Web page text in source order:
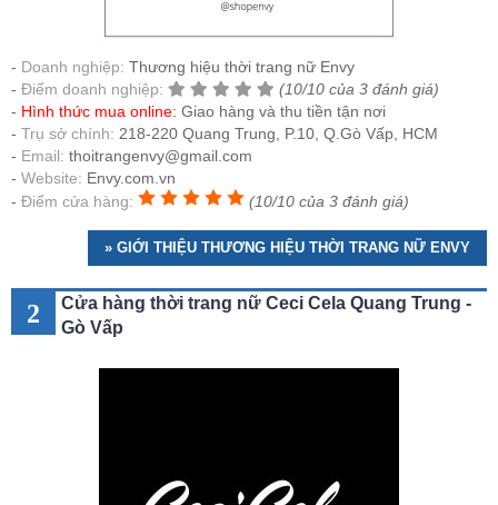
Doanh nghiệp: Thương hiệu thời trang nữ Envy
Điểm doanh nghiệp:
(10/10 của 3 đánh giá)
Hình thức mua online: Giao hàng và thu tiền tận nơi
Trụ sở chính: 218-220 Quang Trung, P.10, Q.Gò Vấp, HCM
Email: thoitrangenvy@gmail.com
Website: Envy.com.vn
Điểm cửa hàng:
(10/10 của 3 đánh giá)
» GIỚI THIỆU THƯƠNG HIỆU THỜI TRANG NỮ ENVY
2
Cửa hàng thời trang nữ Ceci Cela Quang Trung -
Gò Vấp